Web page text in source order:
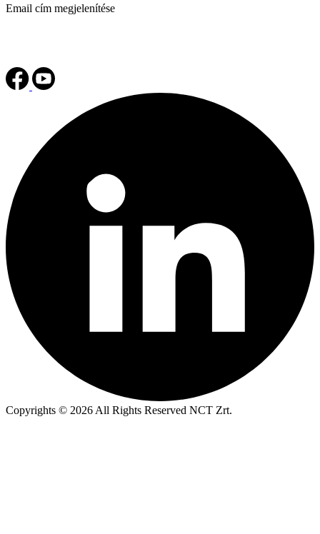
Email cím megjelenítése
Copyrights © 2026 All Rights Reserved NCT Zrt.